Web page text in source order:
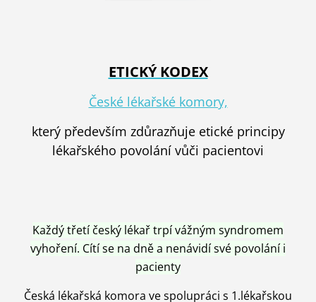
ETICKÝ KODEX
České lékařské komory,
který především zdůrazňuje etické principy
lékařského povolání vůči pacientovi
Každý třetí český lékař trpí vážným syndromem
vyhoření. Cítí se na dně a nenávidí své povolání i
pacienty
Česká lékařská komora ve spolupráci s 1.lékařskou